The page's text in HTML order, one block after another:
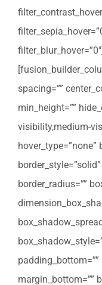
spacing=””
min_height=””
visibility,medium-
hover_type=”none”
border_radius=””
padding_bottom=””
margin_bottom=””